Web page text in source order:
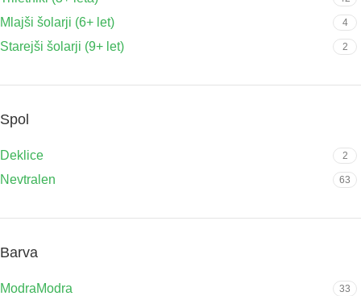
Mlajši šolarji (6+ let) 4
Starejši šolarji (9+ let) 2
Spol
Deklice 2
Nevtralen 63
Barva
ModraModra 33